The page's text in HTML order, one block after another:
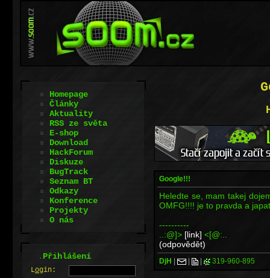
Google!!!
Heledte se, mam takej
OMFG!!!! je to pravda a
----------
..:@]> [link] <[@:..
(odpovědět)
DjH | | | 319-960-895
Homepage
Články
Aktuality
RSS ze světa
E-shop
Download
HackForum
Diskuze
BugTrack
Seznam BT
Odkazy
Konference
Projekty
O nás
.Přihlášení
Login: